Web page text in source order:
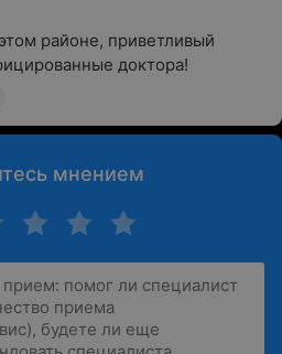
районе, приветливый
доктора!
мнением